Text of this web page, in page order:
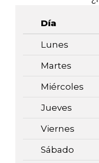
Día
Lunes
Martes
Miércoles
Jueves
Viernes
Sábado